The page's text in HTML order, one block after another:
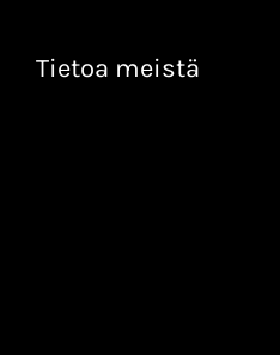
Tietoa meistä